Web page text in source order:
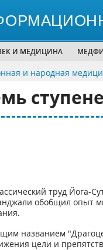
И МЕДИЦИНА
и народная
труд Йога-
обобщил опыт
названием
цели и